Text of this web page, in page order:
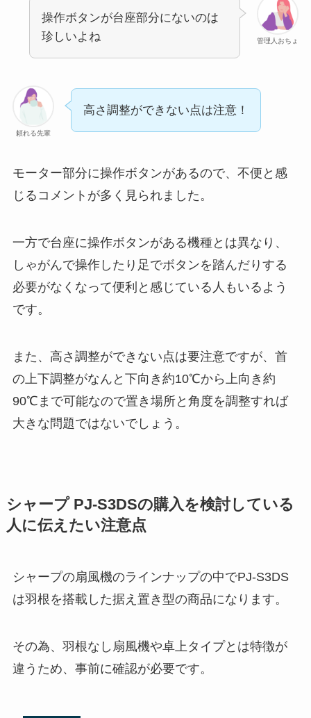
管理人おちょ
操作ボタンが台座部分にないのは
珍しいよね
頼れる先輩
高さ調整ができない点は注意！
モーター部分に操作ボタンがあるので、不便と感
じるコメントが多く見られました。
一方で台座に操作ボタンがある機種とは異なり、
しゃがんで操作したり足でボタンを踏んだりする
必要がなくなって便利と感じている人もいるよう
です。
また、高さ調整ができない点は要注意ですが、首
の上下調整がなんと下向き約10℃から上向き約
90℃まで可能なので置き場所と角度を調整すれば
大きな問題ではないでしょう。
シャープ PJ-S3DSの購入を検討している
人に伝えたい注意点
シャープの扇風機のラインナップの中でPJ-S3DS
は羽根を搭載した据え置き型の商品になります。
その為、羽根なし扇風機や卓上タイプとは特徴が
違うため、事前に確認が必要です。